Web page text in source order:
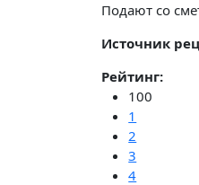
Подают со
Источник
Рейтинг:
100
1
2
3
4